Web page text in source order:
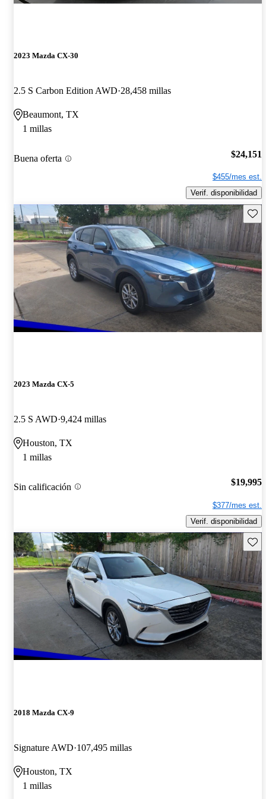
2023 Mazda CX-30
2.5 S Carbon Edition AWD 28,458 millas
Beaumont, TX
1 millas
Buena oferta $24,151
$455/mes est.
Verif. disponibilidad
2023 Mazda CX-5
2.5 S AWD 9,424 millas
Houston, TX
1 millas
Sin calificación $19,995
$377/mes est.
Verif. disponibilidad
2018 Mazda CX-9
Signature AWD 107,495 millas
Houston, TX
1 millas